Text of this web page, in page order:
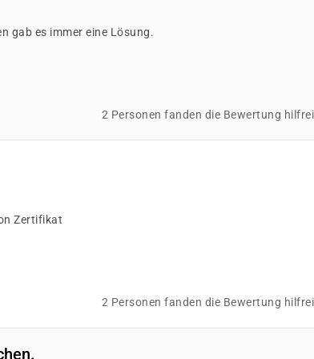
gab es immer eine Lösung.
2 Personen fanden die Bewertung
Zertifikat
2 Personen fanden die Bewertung